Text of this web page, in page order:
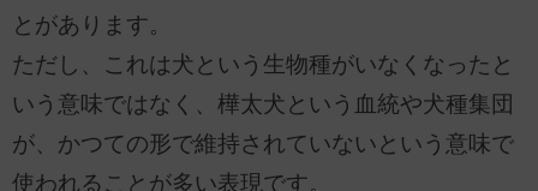
とがあります。
ただし、これは犬という生物種がいなくなったと
いう意味ではなく、樺太犬という血統や犬種集団
が、かつての形で維持されていないという意味で
使われることが多い表現です。